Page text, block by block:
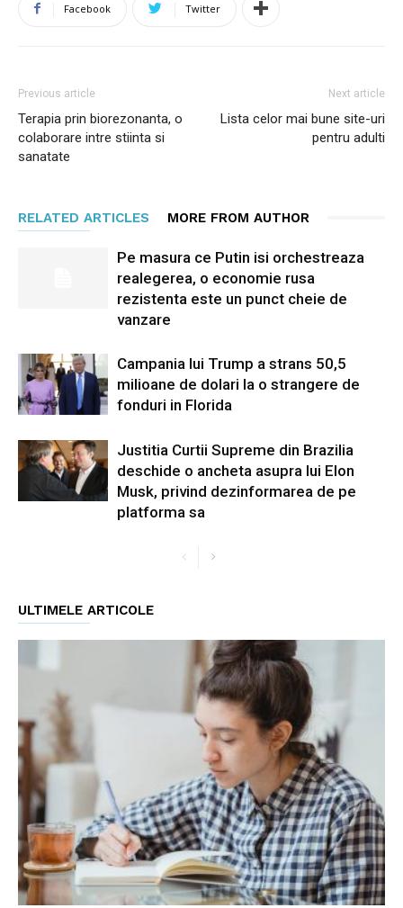
Facebook Twitter
Previous article
Terapia prin biorezonanta, o
colaborare intre stiinta si
sanatate
Next article
Lista celor mai bune site-uri
pentru adulti
RELATED ARTICLES MORE FROM AUTHOR
Pe masura ce Putin isi orchestreaza
realegerea, o economie rusa
rezistenta este un punct cheie de
vanzare
Campania lui Trump a strans 50,5
milioane de dolari la o strangere de
fonduri in Florida
Justitia Curtii Supreme din Brazilia
deschide o ancheta asupra lui Elon
Musk, privind dezinformarea de pe
platforma sa
ULTIMELE ARTICOLE